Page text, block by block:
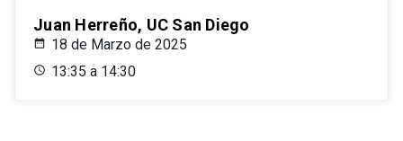
Juan Herreño, UC San Diego
18 de Marzo de 2025
13:35 a 14:30